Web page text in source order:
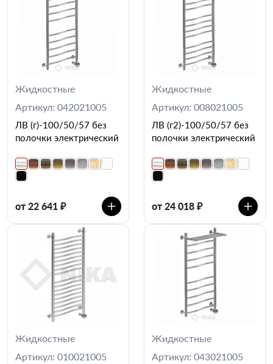
Жидкостные
Артикул: 042021005
ЛВ (г)-100/50/57 без
полочки электрический
от 22 641 ₽
Жидкостные
Артикул: 008021005
ЛВ (г2)-100/50/57 без
полочки электрический
от 24 018 ₽
Жидкостные
Артикул: 010021005
Жидкостные
Артикул: 043021005